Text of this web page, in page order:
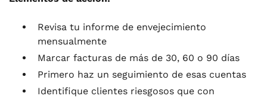
Revisa tu informe de envejecimiento
mensualmente
Marcar facturas de más de 30, 60 o 90 días
Primero haz un seguimiento de esas cuentas
Identifique clientes riesgosos que con